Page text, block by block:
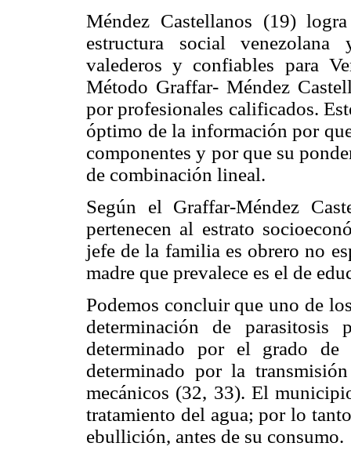
Méndez Castellanos (19)
estructura social venezolana
valederos y confiables para
Método Graffar- Méndez
por profesionales calificados.
óptimo de la información por
componentes y por que su
de combinación lineal.
Según el Graffar-Méndez
pertenecen al estrato
jefe de la familia es obrero no
madre que prevalece es el de
Podemos concluir que uno de
determinación de
determinado por el grado de
determinado por la
mecánicos (32, 33). El
tratamiento del agua; por lo
ebullición, antes de su consumo.